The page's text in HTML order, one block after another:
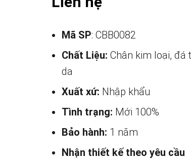
Mã SP: CBB0082
Chất Liệu: Chân kim loại, đá
da
Xuất xứ: Nhập khẩu
Tình trạng: Mới 100%
Bảo hành: 1 năm
Nhận thiết kế theo yêu cầu